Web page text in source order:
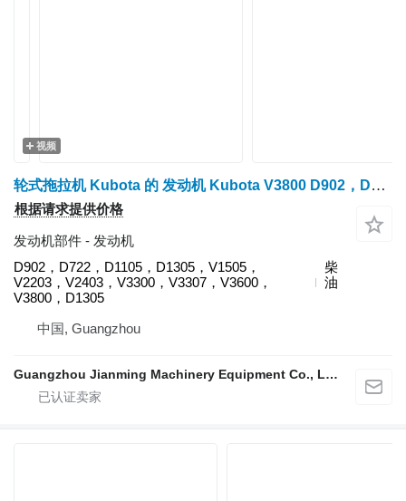
视频
轮式拖拉机 Kubota 的 发动机 Kubota V3800 D902，D722，D1105，D1305，V1505，V2203，V2403，V3300，V3307，V3600，V3800，D1305
根据请求提供价格
发动机部件 - 发动机
D902，D722，D1105，D1305，V1505，
V2203，V2403，V3300，V3307，V3600，
V3800，D1305
柴
油
中国, Guangzhou
Guangzhou Jianming Machinery Equipment Co., Ltd.